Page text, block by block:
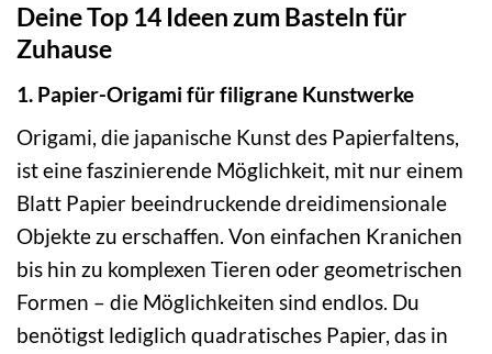
Deine Top 14 Ideen zum Basteln für
Zuhause
1. Papier-Origami für filigrane Kunstwerke
Origami, die japanische Kunst des Papierfaltens,
ist eine faszinierende Möglichkeit, mit nur einem
Blatt Papier beeindruckende dreidimensionale
Objekte zu erschaffen. Von einfachen Kranichen
bis hin zu komplexen Tieren oder geometrischen
Formen – die Möglichkeiten sind endlos. Du
benötigst lediglich quadratisches Papier, das in